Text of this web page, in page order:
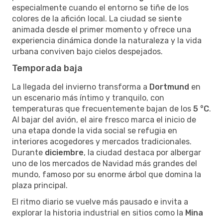
especialmente cuando el entorno se tiñe de los
colores de la afición local. La ciudad se siente
animada desde el primer momento y ofrece una
experiencia dinámica donde la naturaleza y la vida
urbana conviven bajo cielos despejados.
Temporada baja
La llegada del invierno transforma a Dortmund en
un escenario más íntimo y tranquilo, con
temperaturas que frecuentemente bajan de los 5 °C.
Al bajar del avión, el aire fresco marca el inicio de
una etapa donde la vida social se refugia en
interiores acogedores y mercados tradicionales.
Durante diciembre, la ciudad destaca por albergar
uno de los mercados de Navidad más grandes del
mundo, famoso por su enorme árbol que domina la
plaza principal.
El ritmo diario se vuelve más pausado e invita a
explorar la historia industrial en sitios como la Mina